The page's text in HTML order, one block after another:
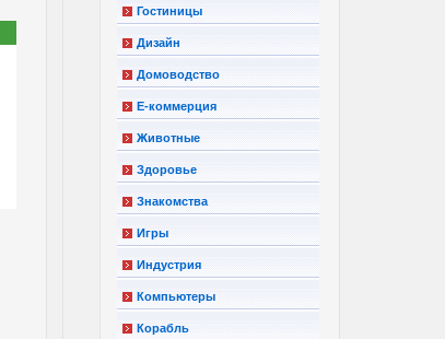
Гостиницы
Дизайн
Домоводство
Е-коммерция
Животные
Здоровье
Знакомства
Игры
Индустрия
Компьютеры
Корабль